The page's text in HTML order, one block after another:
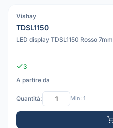
PDF
Vishay
TDSL1150
LED display TDSL1150 Rosso 7mm
3
A partire da
Quantità: Min: 1